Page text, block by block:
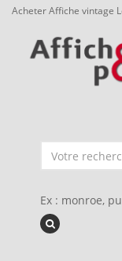
Acheter Affiche vintage
Ex : monroe,